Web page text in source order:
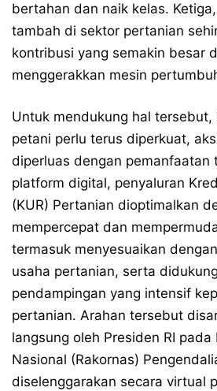
bertahan dan naik kelas.
tambah di sektor pertanian
kontribusi yang semakin besar
menggerakkan mesin
Untuk mendukung hal tersebut,
petani perlu terus diperkuat,
diperluas dengan pemanfaatan
platform digital, penyaluran
(KUR) Pertanian dioptimalkan
mempercepat dan
termasuk menyesuaikan
usaha pertanian, serta
pendampingan yang intensif
pertanian. Arahan tersebut
langsung oleh Presiden RI pada
Nasional (Rakornas)
diselenggarakan secara virtual